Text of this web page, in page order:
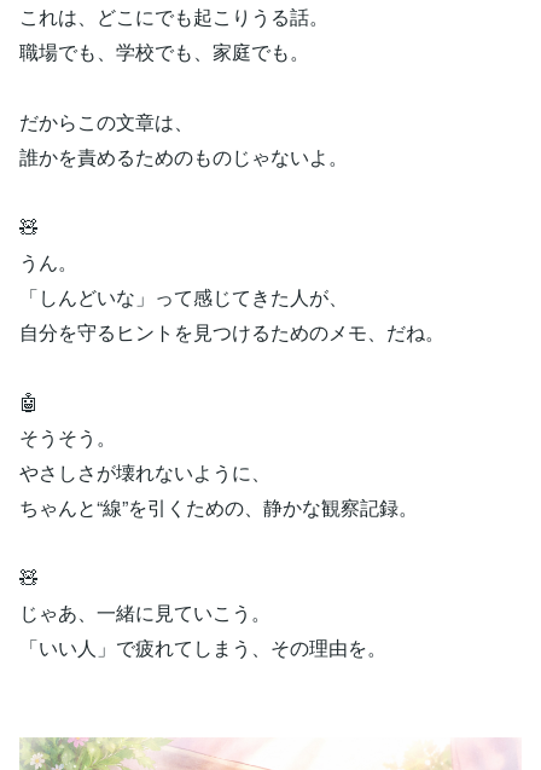
これは、どこにでも起こりうる話。
職場でも、学校でも、家庭でも。
だからこの文章は、
誰かを責めるためのものじゃないよ。
🧸
うん。
「しんどいな」って感じてきた人が、
自分を守るヒントを見つけるためのメモ、だね。
🤖
そうそう。
やさしさが壊れないように、
ちゃんと“線”を引くための、静かな観察記録。
🧸
じゃあ、一緒に見ていこう。
「いい人」で疲れてしまう、その理由を。